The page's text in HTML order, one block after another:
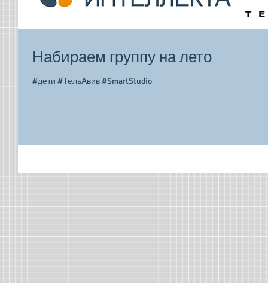
Набираем группу на лето
#дети #ТельАвив #SmartStudio